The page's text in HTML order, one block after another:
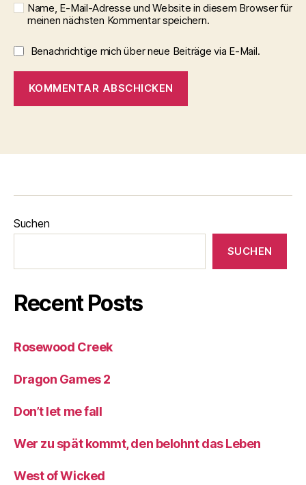
Name, E-Mail-Adresse und Website in diesem Browser für
meinen nächsten Kommentar speichern.
Benachrichtige mich über neue Beiträge via E-Mail.
Suchen
SUCHEN
Recent Posts
Rosewood Creek
Dragon Games 2
Don’t let me fall
Wer zu spät kommt, den belohnt das Leben
West of Wicked